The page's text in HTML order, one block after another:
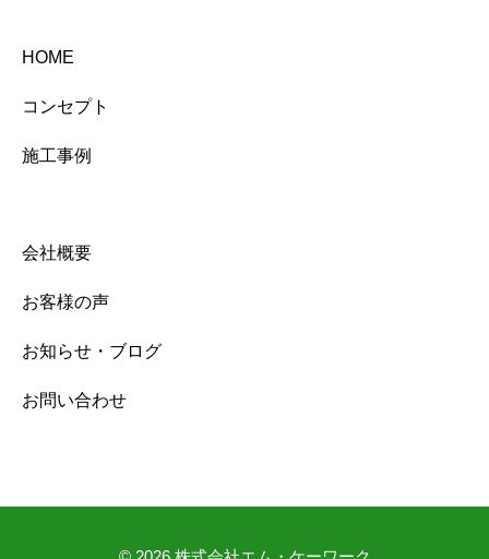
HOME
コンセプト
施工事例
会社概要
お客様の声
お知らせ・ブログ
お問い合わせ